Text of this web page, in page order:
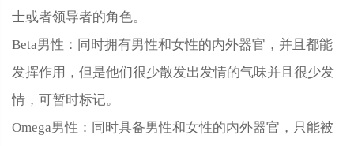
士或者领导者的角色。
Beta男性：同时拥有男性和女性的内外器官，并且都能
发挥作用，但是他们很少散发出发情的气味并且很少发
情，可暂时标记。
Omega男性：同时具备男性和女性的内外器官，只能被